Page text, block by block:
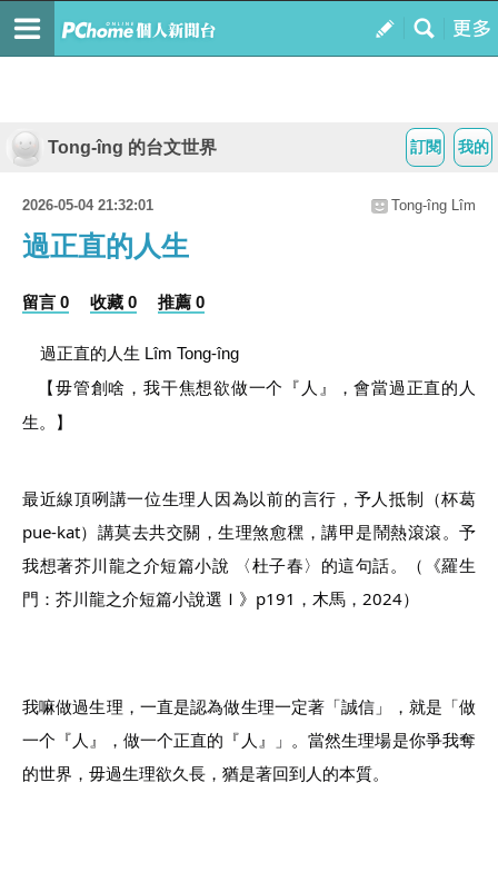
我的
訂閱
Tong-îng 的台文世界
2026-05-04 21:32:01 Tong-îng Lîm
過正直的人生
留言 0 收藏 0 推薦 0
過正直的人生 Lîm Tong-îng
【毋管創啥，我干焦想欲做一个『人』，會當過正直的人
生。】
最近線頂咧講一位生理人因為以前的言行，予人抵制（杯葛
pue-kat）講莫去共交關，生理煞愈䆀，講甲是鬧熱滾滾。予
我想著芥川龍之介短篇小說 〈杜子春〉的這句話。（《羅生
門：芥川龍之介短篇小說選Ｉ》p191，木馬，2024）
我嘛做過生理，一直是認為做生理一定著「誠信」，就是「做
一个『人』，做一个正直的『人』」。當然生理場是你爭我奪
的世界，毋過生理欲久長，猶是著回到人的本質。